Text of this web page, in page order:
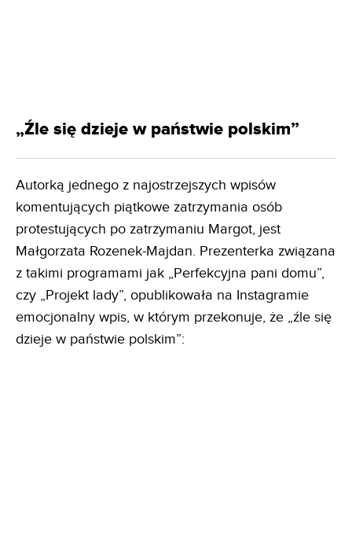
„Źle się dzieje w państwie polskim”
Autorką jednego z najostrzejszych wpisów
komentujących piątkowe zatrzymania osób
protestujących po zatrzymaniu Margot, jest
Małgorzata Rozenek-Majdan. Prezenterka związana
z takimi programami jak „Perfekcyjna pani domu”,
czy „Projekt lady”, opublikowała na Instagramie
emocjonalny wpis, w którym przekonuje, że „źle się
dzieje w państwie polskim”: